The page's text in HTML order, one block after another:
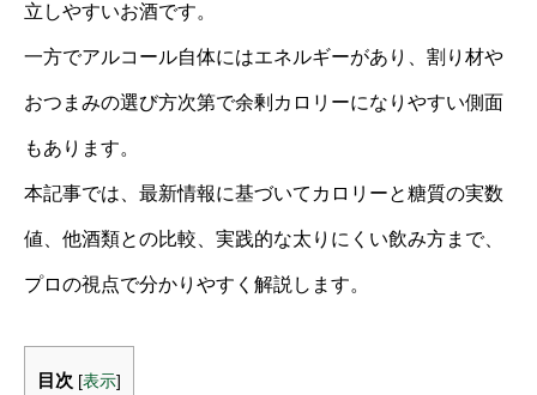
立しやすいお酒です。
一方でアルコール自体にはエネルギーがあり、割り材や
おつまみの選び方次第で余剰カロリーになりやすい側面
もあります。
本記事では、最新情報に基づいてカロリーと糖質の実数
値、他酒類との比較、実践的な太りにくい飲み方まで、
プロの視点で分かりやすく解説します。
目次 [表示]